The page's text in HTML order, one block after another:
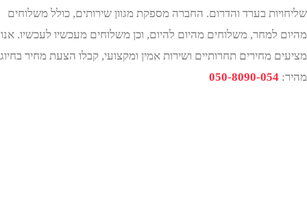
בערד והדרום. החברה מספקת מגוון שירותים, כולל משלוחים
למחר, משלוחים מהיום להיום, וכן משלוחים מעכשיו לעכשיו. אנו
מחירים תחרותיים ושירות אמין ומקצועי, קבלו הצעת מחיר בחיוג
050-8090-054